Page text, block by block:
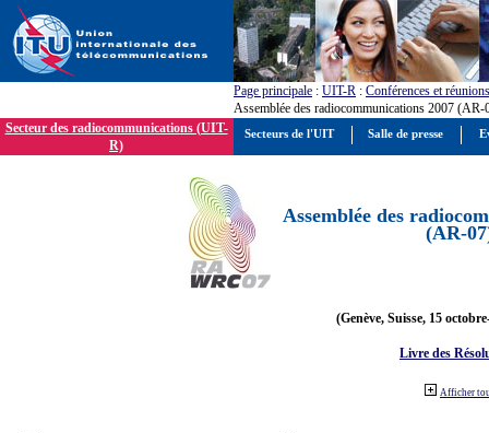
Page principale : UIT-R : Conférences et réunions
Assemblée des radiocommunications 2007 (AR-
Secteur des radiocommunications (UIT-
R)
Assemblée des
(AR-
(Genève, Suisse, 15
Livre des
Afficher
Secteurs de l'UIT Salle de presse